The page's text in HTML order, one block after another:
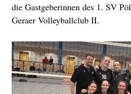
die Gastgeberinnen des 1. SV
Geraer Volleyballclub II.